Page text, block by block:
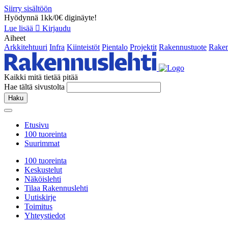
Siirry sisältöön
Hyödynnä 1kk/0€ diginäyte!
Lue lisää
Kirjaudu
Aiheet
Arkkitehtuuri Infra Kiinteistöt Pientalo Projektit Rakennustuote
Kaikki mitä tietää pitää
Hae tältä sivustolta
Haku
Etusivu
100 tuoreinta
Suurimmat
100 tuoreinta
Keskustelut
Näköislehti
Tilaa Rakennuslehti
Uutiskirje
Toimitus
Yhteystiedot